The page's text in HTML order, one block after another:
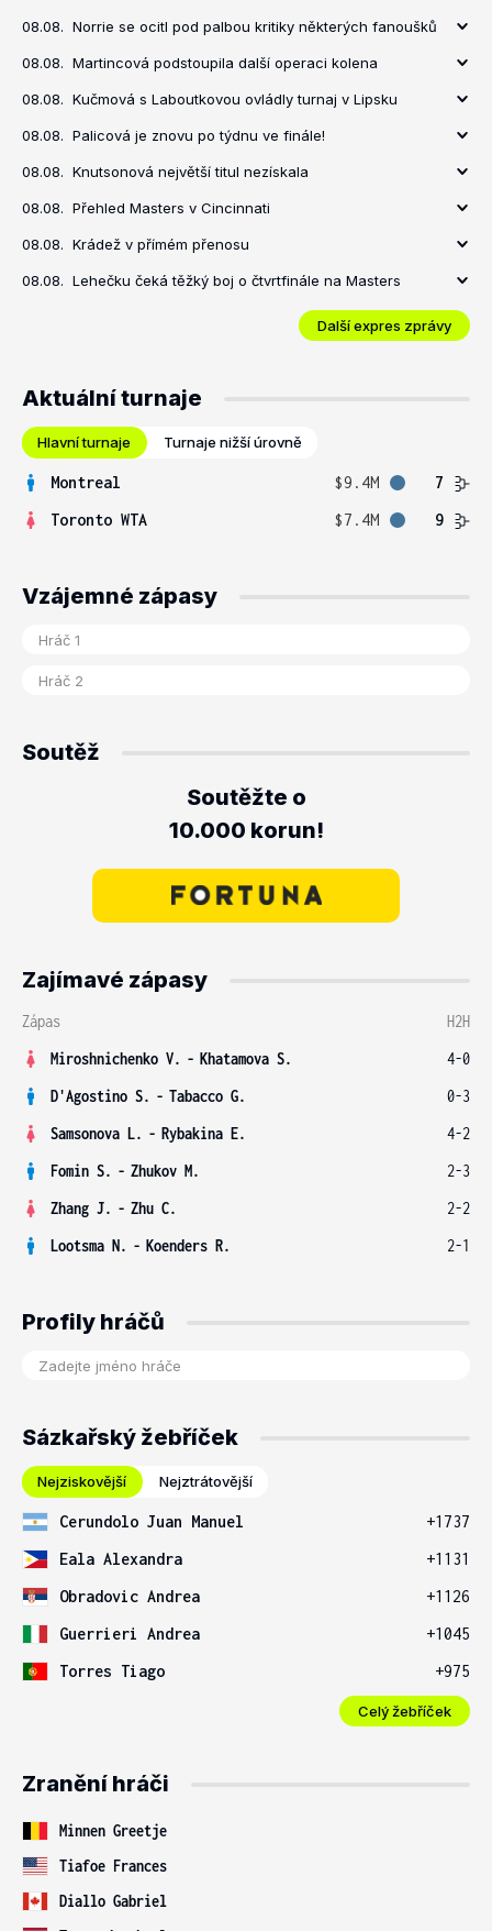
08.08. Norrie se ocitl pod palbou kritiky některých fanoušků
08.08. Martincová podstoupila další operaci kolena
08.08. Kučmová s Laboutkovou ovládly turnaj v Lipsku
08.08. Palicová je znovu po týdnu ve finále!
08.08. Knutsonová největší titul nezískala
08.08. Přehled Masters v Cincinnati
08.08. Krádež v přímém přenosu
08.08. Lehečku čeká těžký boj o čtvrtfinále na Masters
Další expres zprávy
Aktuální turnaje
Hlavní turnaje Turnaje nižší úrovně
Montreal $9.4M
7
Toronto WTA
$7.4M 9
Vzájemné zápasy
Soutěž
Soutěžte o
10.000 korun!
Zajímavé zápasy
Zápas
H2H
Miroshnichenko V. - Khatamova S.
4-0
D'Agostino S. - Tabacco G.
0-3
Samsonova L. - Rybakina E.
4-2
Fomin S. - Zhukov M.
2-3
Zhang J. - Zhu C.
2-2
Lootsma N. - Koenders R. 2-1
Profily hráčů
Sázkařský žebříček
Nejziskovější Nejztrátovější
Cerundolo Juan Manuel
+1737
Eala Alexandra
+1131
Obradovic Andrea
+1126
Guerrieri Andrea
+1045
Torres Tiago
+975
Celý žebříček
Zranění hráči
Minnen Greetje
Tiafoe Frances
Diallo Gabriel